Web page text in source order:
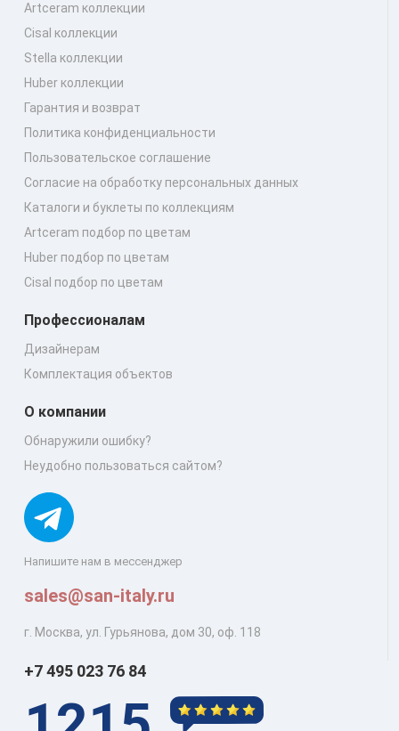
Напишите нам в мессенджер
sales@san-italy.ru
г. Москва, ул. Гурьянова, дом 30, оф. 118
Artceram коллекции
Cisal коллекции
Stella коллекции
Huber коллекции
Гарантия и возврат
Политика конфиденциальности
Пользовательское соглашение
Согласие на обработку персональных данных
Каталоги и буклеты по коллекциям
Artceram подбор по цветам
Huber подбор по цветам
Cisal подбор по цветам
Профессионалам
Дизайнерам
Комплектация объектов
О компании
Обнаружили ошибку?
Неудобно пользоваться сайтом?
+7 495 023 76 84